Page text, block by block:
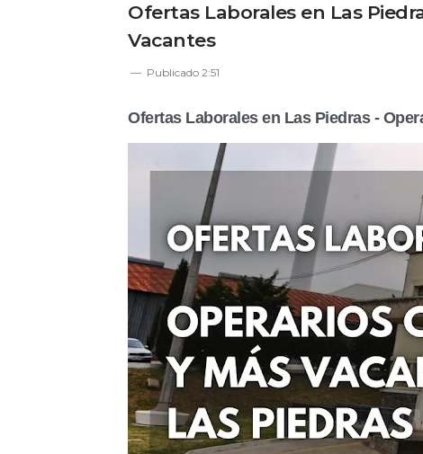
Ofertas Laborales en Las
Vacantes
Publicado 2:51
Ofertas Laborales en Las Piedras -